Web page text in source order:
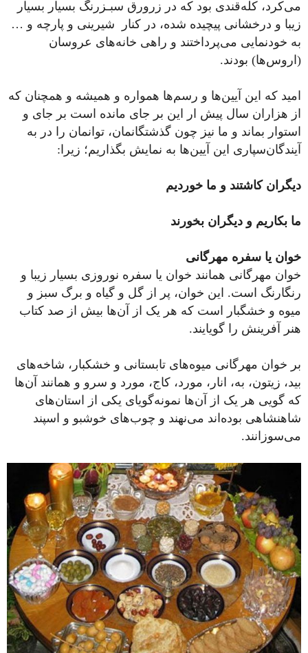
می‌کرد، کله‌قندی بود که در زرورق سبـزرنگ بسیار بسیار
زیبا و درخشانی پیچیده شده، در کنار شیرینی و پارچه و …
به خودنمایی می‌پرداختند و راهی خانه‌های عروسان
(اروس‌ها) بودند.
امید که این آیین‌ها و رسم‌ها همواره و همیشه و همچنان که
از هزاران سال پیش ار این بر جای مانده است بر جای و
استوار بماند و ما نیز چون گذشتگانمان، توانمان را در به
آیندگان‌سپاری این آیین‌ها به نمایش بگذاریم؛ زیرا:
دیگران کاشتند و ما خوردیم
ما بکاریم و دیگران بخورند
خوان یا سفره‌ مهرگانی
خوان مهرگانی همانند خوان یا سفره نوروزی بسیار زیبا و
رنگارنگ است. این خوان، پر از گل و گیاه و برگ سبز و
میوه و خشگبار است که هر یک از آن‌ها بیش از صد کتاب
هنر آفرینش را گویایند.
بر خوان مهرگانی میوه‌های تابستانی و خشکبار، شاخه‌های
بید، زیتون، به، انار، مورد، کاج، مورد و سرو و همانند آن‌ها
که گویی هر یک از آن‌ها نمونه‌گویای یکی از استان‌های
شاهنشاهی بوده‌اند می‌نهند و چوب‌های خوشبو و اسپند
می‌سوزانند.